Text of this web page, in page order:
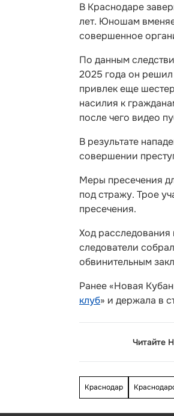
В Краснодаре
лет. Юношам
совершенное
По данным
2025 года он решил
привлек еще
насилия к
после чего видео
В результате
совершении
Меры пресечения
под стражу. Трое
пресечения.
Ход расследования
следователи
обвинительным
Ранее «Новая
клуб» и держала в
Читайте
Краснодар